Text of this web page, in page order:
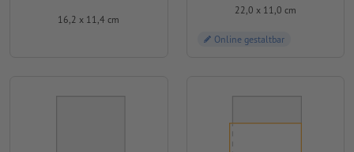
16,2 x 11,4 cm
22,0 x 11,0 cm
Online gestaltbar